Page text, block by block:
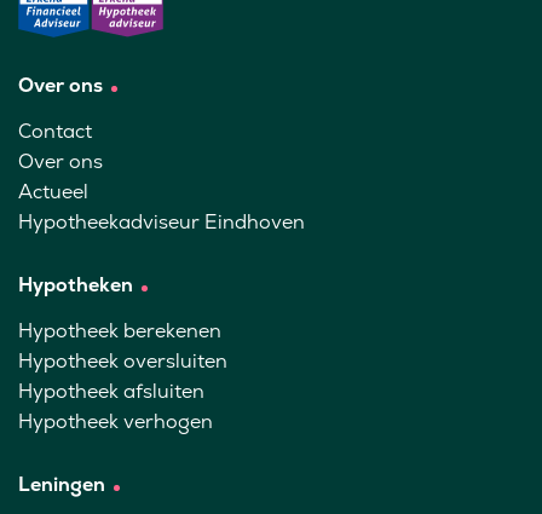
Over ons
Contact
Over ons
Actueel
Hypotheekadviseur Eindhoven
Hypotheken
Hypotheek berekenen
Hypotheek oversluiten
Hypotheek afsluiten
Hypotheek verhogen
Leningen